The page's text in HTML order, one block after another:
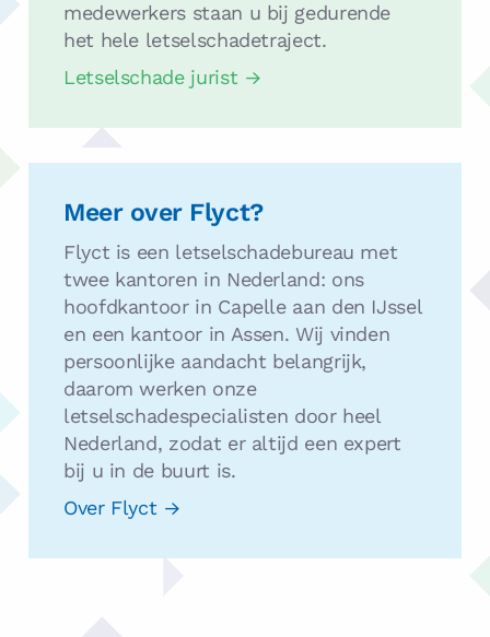
medewerkers staan u bij gedurende
het hele letselschadetraject.
Letselschade jurist
Meer over Flyct?
Flyct is een letselschadebureau met
twee kantoren in Nederland: ons
hoofdkantoor in Capelle aan den IJssel
en een kantoor in Assen. Wij vinden
persoonlijke aandacht belangrijk,
daarom werken onze
letselschadespecialisten door heel
Nederland, zodat er altijd een expert
bij u in de buurt is.
Over Flyct
Flyct